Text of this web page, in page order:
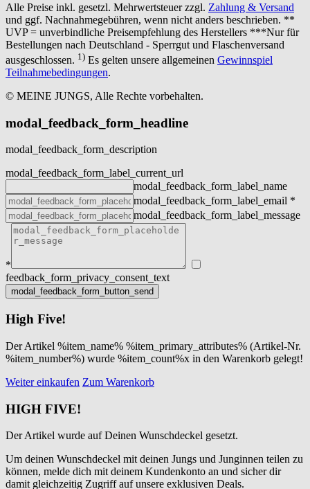
Alle Preise inkl. gesetzl. Mehrwertsteuer zzgl. Zahlung & Versand
und ggf. Nachnahmegebühren, wenn nicht anders beschrieben. **
UVP = unverbindliche Preisempfehlung des Herstellers ***Nur für
Bestellungen nach Deutschland - Sperrgut und Flaschenversand
ausgeschlossen. 1) Es gelten unsere allgemeinen Gewinnspiel
Teilnahmebedingungen.
© MEINE JUNGS, Alle Rechte vorbehalten.
modal_feedback_form_headline
modal_feedback_form_description
modal_feedback_form_label_current_url
modal_feedback_form_label_name
modal_feedback_form_label_email *
modal_feedback_form_label_message
*
feedback_form_privacy_consent_text
High Five!
Der Artikel %item_name% %item_primary_attributes% (Artikel-Nr.
%item_number%) wurde %item_count%x in den Warenkorb gelegt!
Weiter einkaufen Zum Warenkorb
HIGH FIVE!
Der Artikel wurde auf Deinen Wunschdeckel gesetzt.
Um deinen Wunschdeckel mit deinen Jungs und Junginnen teilen zu
können, melde dich mit deinem Kundenkonto an und sicher dir
damit gleichzeitig Zugriff auf unsere exklusiven Deals.